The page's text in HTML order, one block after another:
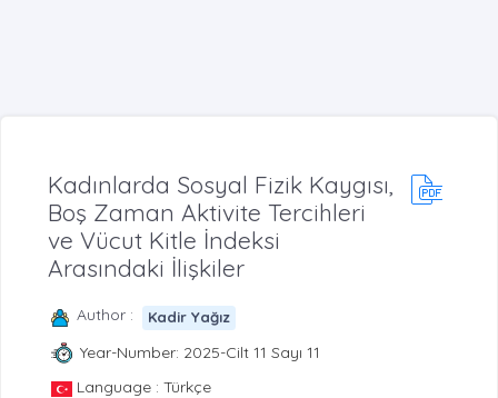
Kadınlarda Sosyal Fizik Kaygısı,
Boş Zaman Aktivite Tercihleri
ve Vücut Kitle İndeksi
Arasındaki İlişkiler
Author : Kadir Yağız
Year-Number: 2025-Cilt 11 Sayı 11
Language : Türkçe